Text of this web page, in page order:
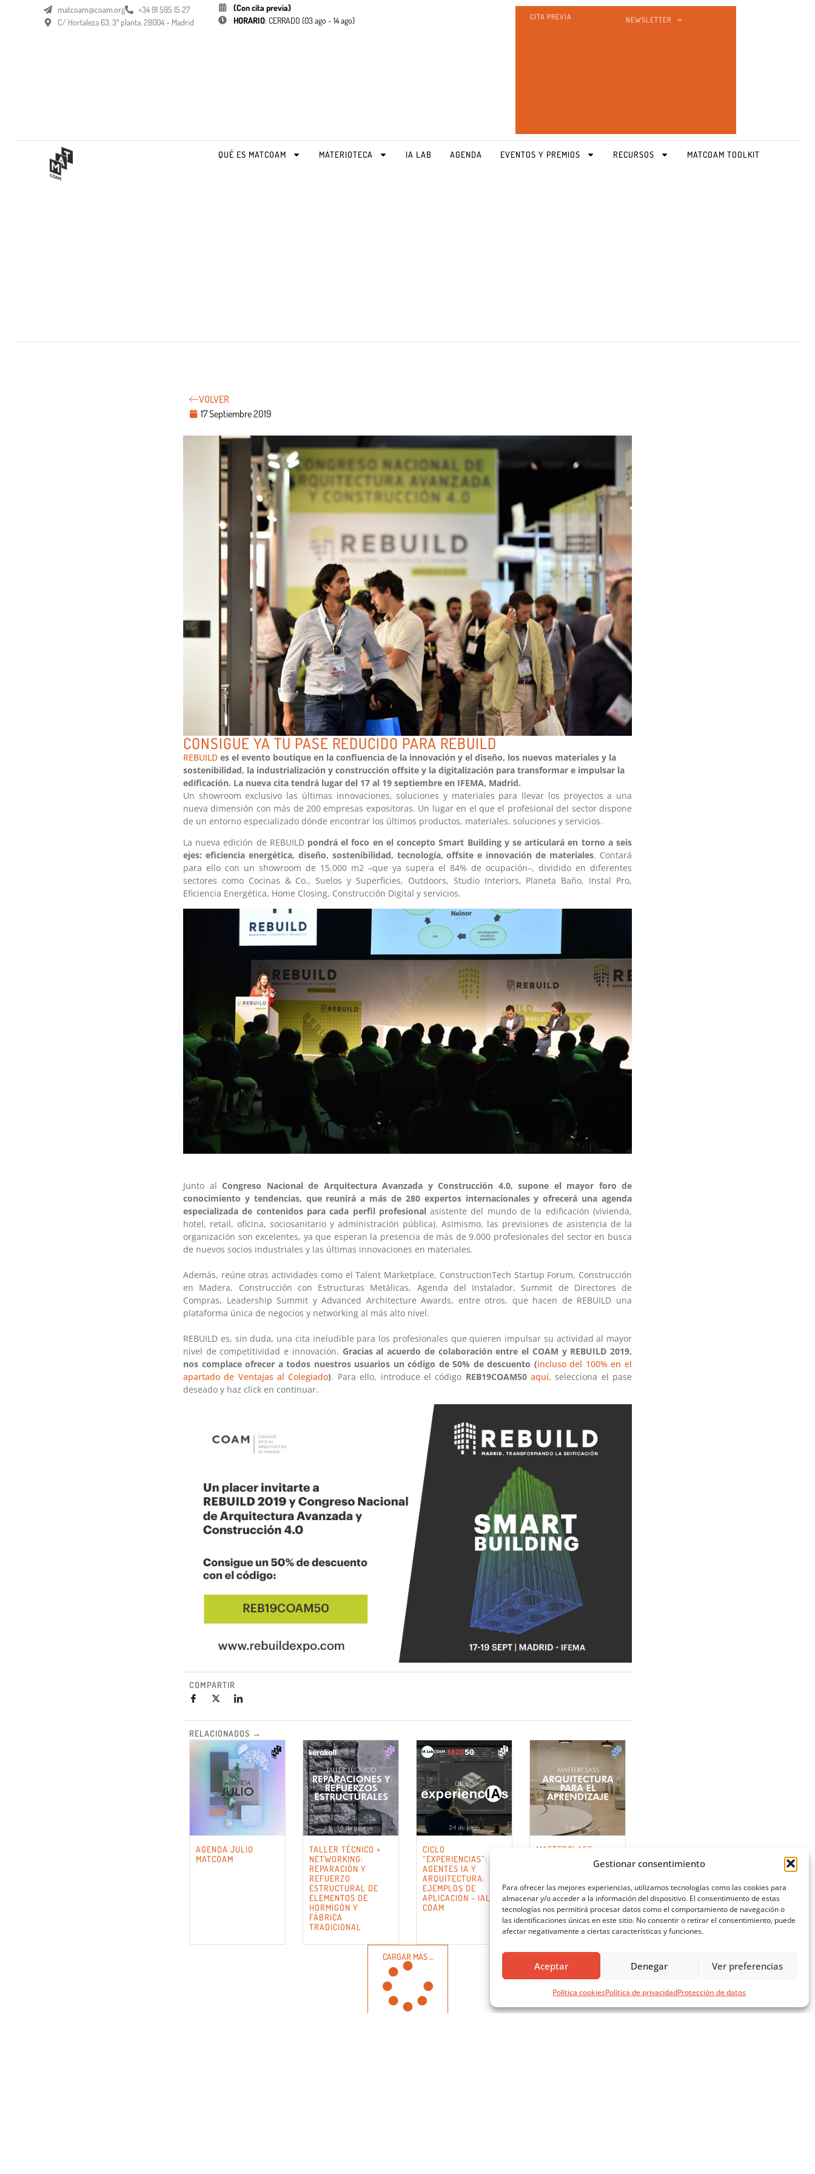
Gestionar consentimiento
Para ofrecer las mejores experiencias, utilizamos tecnologías como las cookies para
almacenar y/o acceder a la información del dispositivo. El consentimiento de estas
tecnologías nos permitirá procesar datos como el comportamiento de navegación o
las identificaciones únicas en este sitio. No consentir o retirar el consentimiento, puede
afectar negativamente a ciertas características y funciones.
Aceptar Denegar Ver preferencias
Política cookiesPolítica de privacidadProtección de datos
matcoam@coam.org
+34 91 595 15 27
C/ Hortaleza 63, 3ª planta. 28004 - Madrid
(Con cita previa)
HORARIO: CERRADO (03 ago - 14 ago) CITA PREVIA NEWSLETTER
QUÉ ES MATCOAM MATERIOTECA IA LAB AGENDA EVENTOS Y PREMIOS RECURSOS MATCOAM TOOLKIT
VOLVER
17 Septiembre 2019
CONSIGUE YA TU PASE REDUCIDO PARA REBUILD
REBUILD es el evento boutique en la confluencia de la innovación y el diseño, los nuevos materiales y la
sostenibilidad, la industrialización y construcción offsite y la digitalización para transformar e impulsar la
edificación. La nueva cita tendrá lugar del 17 al 19 septiembre en IFEMA, Madrid.
Un showroom exclusivo las últimas innovaciones, soluciones y materiales para llevar los proyectos a una
nueva dimensión con más de 200 empresas expositoras. Un lugar en el que el profesional del sector dispone
de un entorno especializado dónde encontrar los últimos productos, materiales, soluciones y servicios.
La nueva edición de REBUILD pondrá el foco en el concepto Smart Building y se articulará en torno a seis
ejes: eficiencia energética, diseño, sostenibilidad, tecnología, offsite e innovación de materiales. Contará
para ello con un showroom de 15.000 m2 –que ya supera el 84% de ocupación–, dividido en diferentes
sectores como Cocinas & Co., Suelos y Superficies, Outdoors, Studio Interiors, Planeta Baño, Instal Pro,
Eficiencia Energética, Home Closing, Construcción Digital y servicios.
Junto al Congreso Nacional de Arquitectura Avanzada y Construcción 4.0, supone el mayor foro de
conocimiento y tendencias, que reunirá a más de 280 expertos internacionales y ofrecerá una agenda
especializada de contenidos para cada perfil profesionalasistente del mundo de la edificación (vivienda,
hotel, retail, oficina, sociosanitario y administración pública). Asimismo, las previsiones de asistencia de la
organización son excelentes, ya que esperan la presencia de más de 9.000 profesionales del sector en busca
de nuevos socios industriales y las últimas innovaciones en materiales.
Además, reúne otras actividades como el Talent Marketplace, ConstructionTech Startup Forum, Construcción
en Madera, Construcción con Estructuras Metálicas, Agenda del Instalador, Summit de Directores de
Compras, Leadership Summit y Advanced Architecture Awards, entre otros, que hacen de REBUILD una
plataforma única de negocios y networking al más alto nivel.
REBUILD es, sin duda, una cita ineludible para los profesionales que quieren impulsar su actividad al mayor
nivel de competitividad e innovación. Gracias al acuerdo de colaboración entre el COAM y REBUILD 2019,
nos complace ofrecer a todos nuestros usuarios un código de 50% de descuento (incluso del 100% en el
apartado de Ventajas al Colegiado). Para ello, introduce el código REB19COAM50 aquí, selecciona el pase
deseado y haz click en continuar.
COMPARTIR
RELACIONADOS →
AGENDA JULIO
MATCOAM
TALLER TÉCNICO +
NETWORKING:
REPARACIÓN Y
REFUERZO
ESTRUCTURAL DE
ELEMENTOS DE
HORMIGÓN Y
FÁBRICA
TRADICIONAL
CICLO
“EXPERIENCIAS”:
AGENTES IA Y
ARQUITECTURA:
EJEMPLOS DE
APLICACIÓN – IALAB
COAM
MASTERCLASS:
ARQUITECTURA PARA
EL APRENDIZAJE
CARGAR MÁS ...